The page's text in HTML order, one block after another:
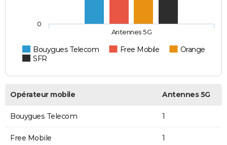
Bouygues Telecom Free Mobile
Orange
SFR
Antennes 5G
0
Opérateur mobile Antennes 5G
Bouygues Telecom 1
Free Mobile 1